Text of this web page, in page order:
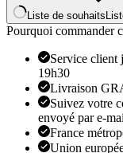
d'oreilles
pour
femmes
trous
boucle
d'oreille
bijoux
A45
Liste de souhaits
Pourquoi commander
Service client
19h30
Livraison
Suivez votre
envoyé par e-
France
Union